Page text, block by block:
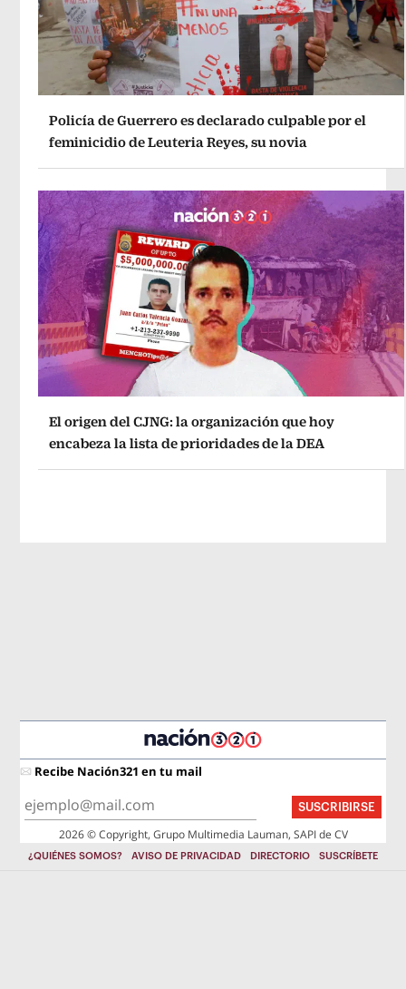
Policía de Guerrero es declarado culpable por el
feminicidio de Leuteria Reyes, su novia
El origen del CJNG: la organización que hoy
encabeza la lista de prioridades de la DEA
Recibe Nación321 en tu mail
SUSCRIBIRSE
2026 © Copyright, Grupo Multimedia Lauman, SAPI de CV
¿QUIÉNES SOMOS? AVISO DE PRIVACIDAD DIRECTORIO SUSCRÍBETE